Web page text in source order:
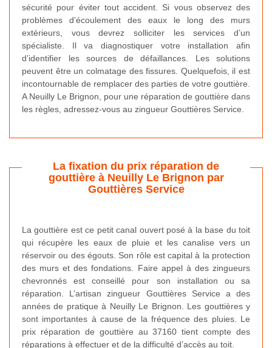
sécurité pour éviter tout accident. Si vous observez des
problèmes d’écoulement des eaux le long des murs
extérieurs, vous devrez solliciter les services d’un
spécialiste. Il va diagnostiquer votre installation afin
d’identifier les sources de défaillances. Les solutions
peuvent être un colmatage des fissures. Quelquefois, il est
incontournable de remplacer des parties de votre gouttière.
A Neuilly Le Brignon, pour une réparation de gouttière dans
les règles, adressez-vous au zingueur Gouttières Service.
La fixation du prix réparation de
gouttière à Neuilly Le Brignon par
Gouttières Service
La gouttière est ce petit canal ouvert posé à la base du toit
qui récupère les eaux de pluie et les canalise vers un
réservoir ou des égouts. Son rôle est capital à la protection
des murs et des fondations. Faire appel à des zingueurs
chevronnés est conseillé pour son installation ou sa
réparation. L’artisan zingueur Gouttières Service a des
années de pratique à Neuilly Le Brignon. Les gouttières y
sont importantes à cause de la fréquence des pluies. Le
prix réparation de gouttière au 37160 tient compte des
réparations à effectuer et de la difficulté d’accès au toit.